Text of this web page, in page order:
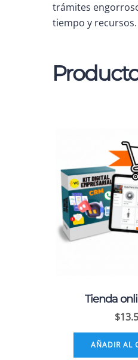
trámites
tiempo y recursos.
Tienda
$
AÑADIR AL